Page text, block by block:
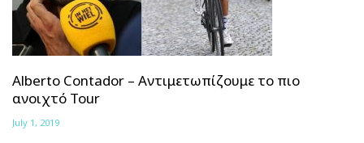
Alberto Contador – Αντιμετωπίζουμε το πιο
ανοιχτό Tour
July 1, 2019